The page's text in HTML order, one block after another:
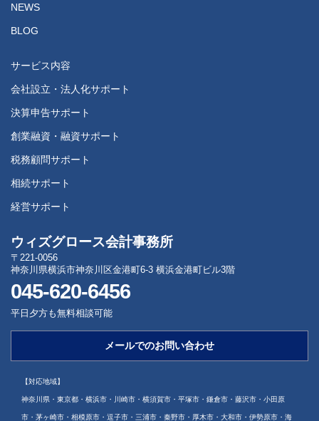
NEWS
BLOG
サービス内容
会社設立・法人化サポート
決算申告サポート
創業融資・融資サポート
税務顧問サポート
相続サポート
経営サポート
ウィズグロース会計事務所
〒221-0056
神奈川県横浜市神奈川区金港町6-3 横浜金港町ビル3階
045-620-6456
平日夕方も無料相談可能
メールでのお問い合わせ
【対応地域】
神奈川県・東京都・横浜市・川崎市・横須賀市・平塚市・鎌倉市・藤沢市・小田原
市・茅ヶ崎市・相模原市・逗子市・三浦市・秦野市・厚木市・大和市・伊勢原市・海